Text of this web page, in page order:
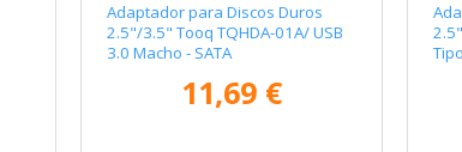
Adaptador para Discos Duros
2.5"/3.5" Tooq TQHDA-01A/ USB
3.0 Macho - SATA
11,69 €